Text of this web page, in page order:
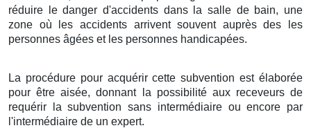
réduire le danger d'accidents dans la salle de bain, une
zone où les accidents arrivent souvent auprès des les
personnes âgées et les personnes handicapées.
La procédure pour acquérir cette subvention est élaborée
pour être aisée, donnant la possibilité aux receveurs de
requérir la subvention sans intermédiaire ou encore par
l'intermédiaire de un expert.